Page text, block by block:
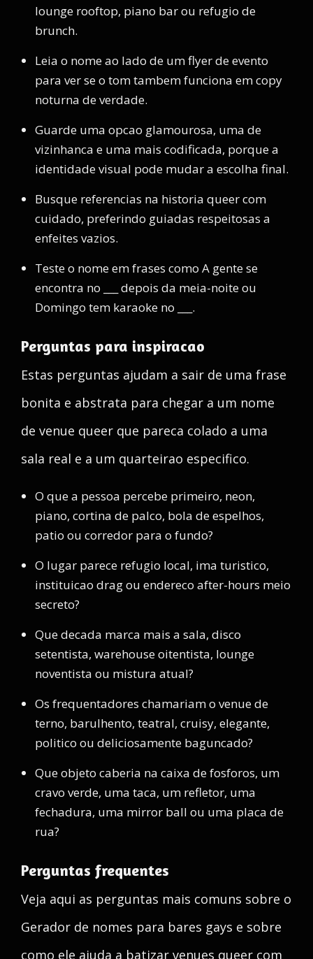
lounge rooftop, piano bar ou refugio de
brunch.
Leia o nome ao lado de um flyer de evento
para ver se o tom tambem funciona em copy
noturna de verdade.
Guarde uma opcao glamourosa, uma de
vizinhanca e uma mais codificada, porque a
identidade visual pode mudar a escolha final.
Busque referencias na historia queer com
cuidado, preferindo guiadas respeitosas a
enfeites vazios.
Teste o nome em frases como A gente se
encontra no ___ depois da meia-noite ou
Domingo tem karaoke no ___.
Perguntas para inspiracao
Estas perguntas ajudam a sair de uma frase
bonita e abstrata para chegar a um nome
de venue queer que pareca colado a uma
sala real e a um quarteirao especifico.
O que a pessoa percebe primeiro, neon,
piano, cortina de palco, bola de espelhos,
patio ou corredor para o fundo?
O lugar parece refugio local, ima turistico,
instituicao drag ou endereco after-hours meio
secreto?
Que decada marca mais a sala, disco
setentista, warehouse oitentista, lounge
noventista ou mistura atual?
Os frequentadores chamariam o venue de
terno, barulhento, teatral, cruisy, elegante,
politico ou deliciosamente baguncado?
Que objeto caberia na caixa de fosforos, um
cravo verde, uma taca, um refletor, uma
fechadura, uma mirror ball ou uma placa de
rua?
Perguntas frequentes
Veja aqui as perguntas mais comuns sobre o
Gerador de nomes para bares gays e sobre
como ele ajuda a batizar venues queer com